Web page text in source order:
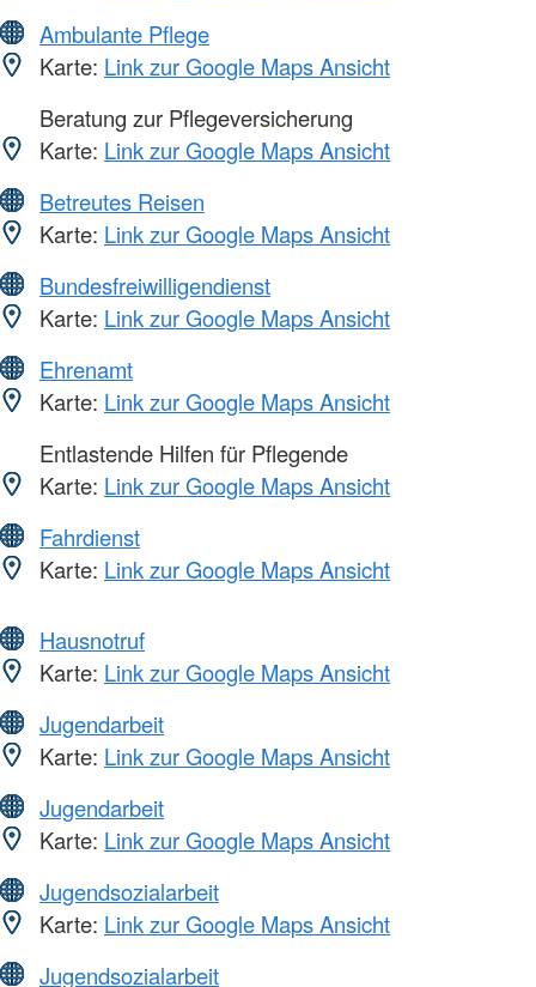
Ambulante Pflege
Karte: Link zur Google Maps Ansicht
Beratung zur Pflegeversicherung
Karte: Link zur Google Maps Ansicht
Betreutes Reisen
Karte: Link zur Google Maps Ansicht
Bundesfreiwilligendienst
Karte: Link zur Google Maps Ansicht
Ehrenamt
Karte: Link zur Google Maps Ansicht
Entlastende Hilfen für Pflegende
Karte: Link zur Google Maps Ansicht
Fahrdienst
Karte: Link zur Google Maps Ansicht
Hausnotruf
Karte: Link zur Google Maps Ansicht
Jugendarbeit
Karte: Link zur Google Maps Ansicht
Jugendarbeit
Karte: Link zur Google Maps Ansicht
Jugendsozialarbeit
Karte: Link zur Google Maps Ansicht
Jugendsozialarbeit